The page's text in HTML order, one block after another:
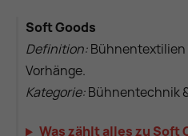
Soft Goods
Definition:Bühnentextilien
Vorhänge.
Kategorie:Bühnentechnik
Was zählt alles zu Soft